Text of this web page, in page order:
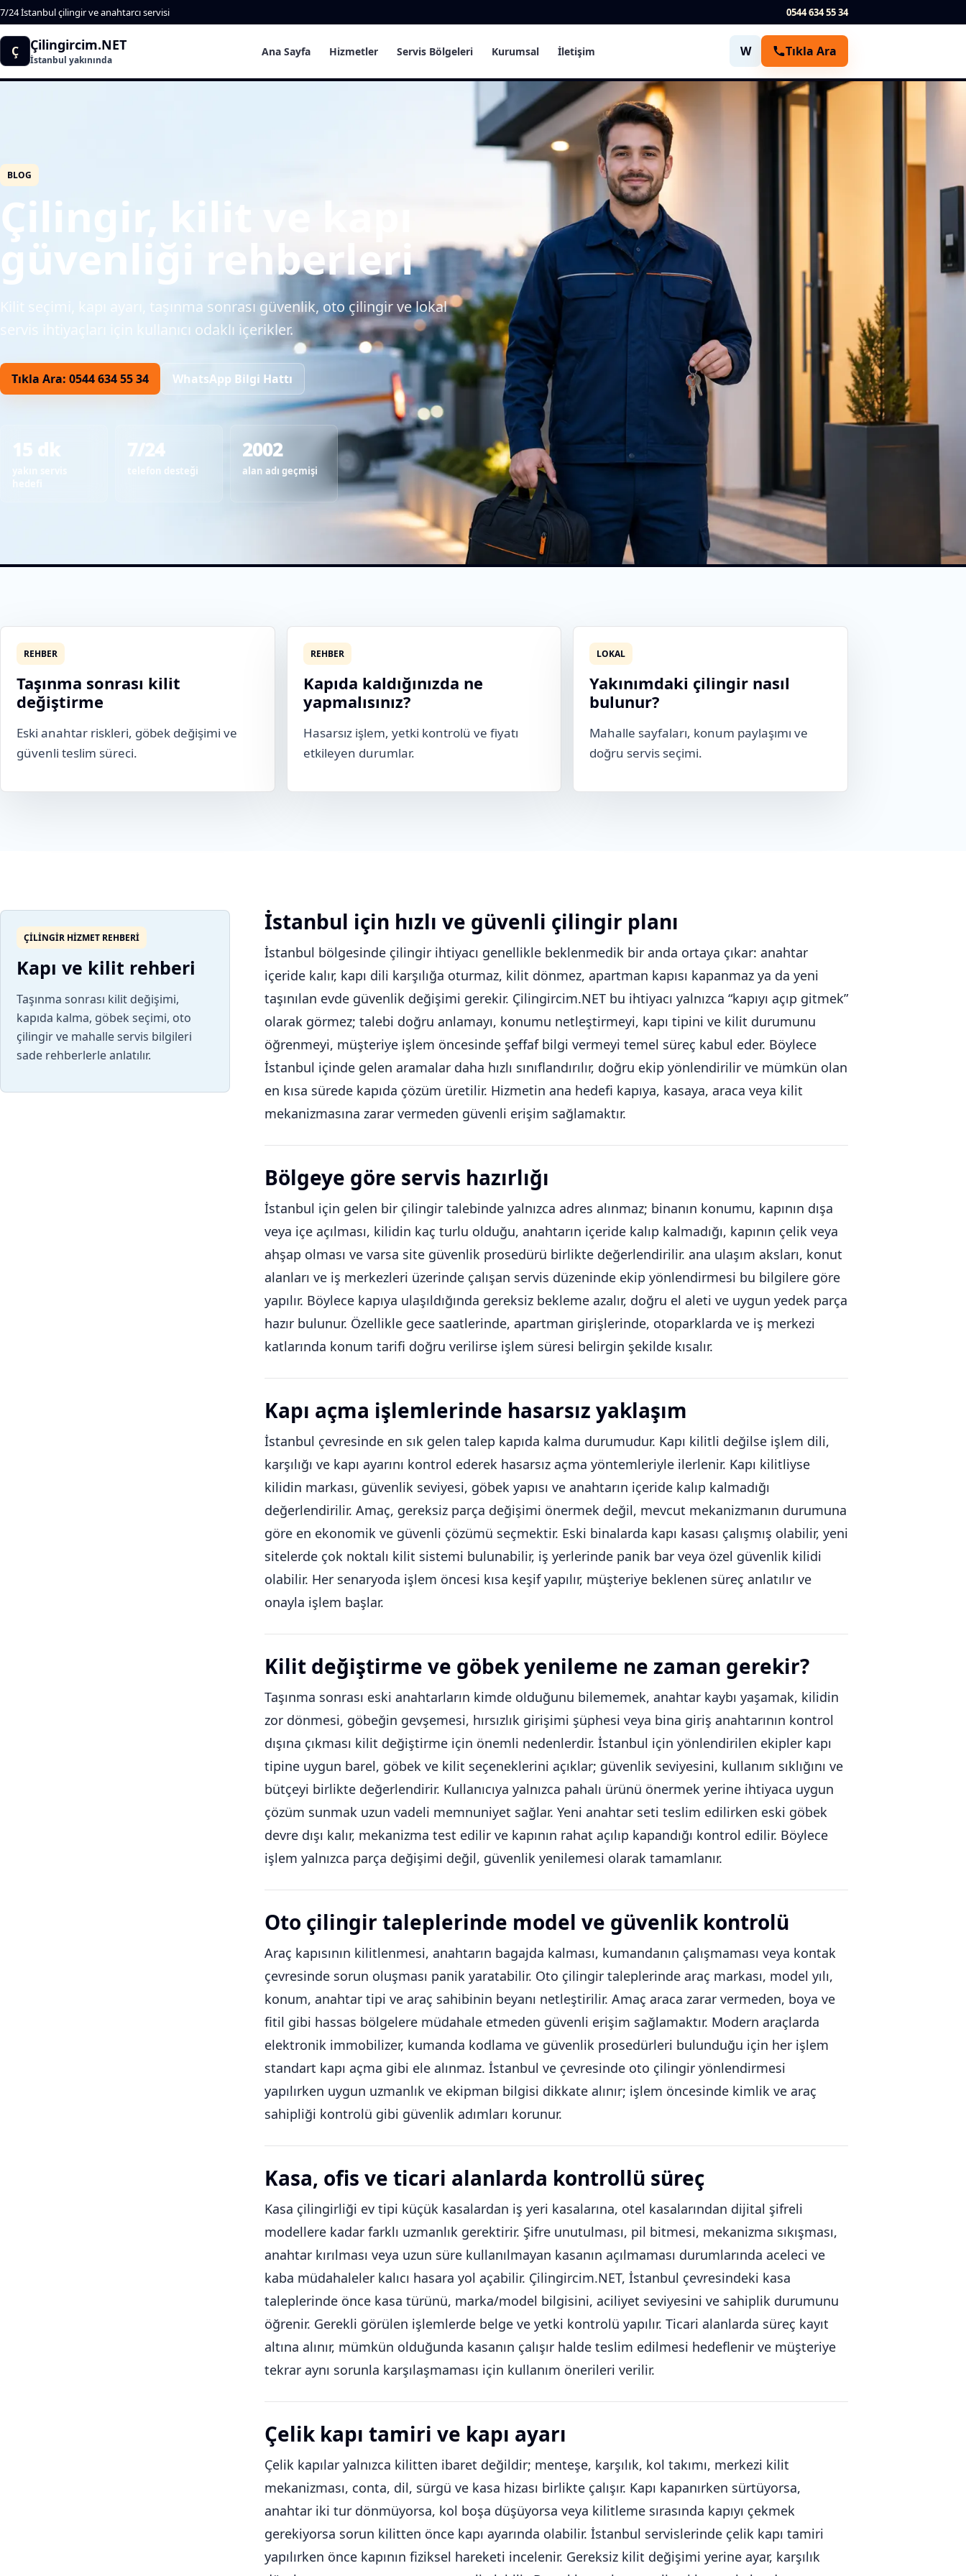
7/24 İstanbul çilingir ve anahtarcı servisi 0544 634 55 34
Ç Çilingircim.NET
İstanbul yakınında
Ana Sayfa Hizmetler Servis Bölgeleri Kurumsal İletişim W Tıkla Ara
BLOG
Çilingir, kilit ve kapı
güvenliği rehberleri
Kilit seçimi, kapı ayarı, taşınma sonrası güvenlik, oto çilingir ve lokal
servis ihtiyaçları için kullanıcı odaklı içerikler.
Tıkla Ara: 0544 634 55 34 WhatsApp Bilgi Hattı
15 dk 7/24
telefon desteği
2002
alan adı geçmişi
REHBER
Taşınma sonrası kilit
değiştirme
Eski anahtar riskleri, göbek değişimi ve
güvenli teslim süreci.
REHBER
Kapıda kaldığınızda ne
yapmalısınız?
Hasarsız işlem, yetki kontrolü ve fiyatı
etkileyen durumlar.
LOKAL
Yakınımdaki çilingir nasıl
bulunur?
Mahalle sayfaları, konum paylaşımı ve
doğru servis seçimi.
ÇILINGIR HIZMET REHBERI
Kapı ve kilit rehberi
Taşınma sonrası kilit değişimi,
kapıda kalma, göbek seçimi, oto
çilingir ve mahalle servis bilgileri
sade rehberlerle anlatılır.
İstanbul için hızlı ve güvenli çilingir planı
İstanbul bölgesinde çilingir ihtiyacı genellikle beklenmedik bir anda ortaya çıkar: anahtar
içeride kalır, kapı dili karşılığa oturmaz, kilit dönmez, apartman kapısı kapanmaz ya da yeni
taşınılan evde güvenlik değişimi gerekir. Çilingircim.NET bu ihtiyacı yalnızca “kapıyı açıp gitmek”
olarak görmez; talebi doğru anlamayı, konumu netleştirmeyi, kapı tipini ve kilit durumunu
öğrenmeyi, müşteriye işlem öncesinde şeffaf bilgi vermeyi temel süreç kabul eder. Böylece
İstanbul içinde gelen aramalar daha hızlı sınıflandırılır, doğru ekip yönlendirilir ve mümkün olan
en kısa sürede kapıda çözüm üretilir. Hizmetin ana hedefi kapıya, kasaya, araca veya kilit
mekanizmasına zarar vermeden güvenli erişim sağlamaktır.
Bölgeye göre servis hazırlığı
İstanbul için gelen bir çilingir talebinde yalnızca adres alınmaz; binanın konumu, kapının dışa
veya içe açılması, kilidin kaç turlu olduğu, anahtarın içeride kalıp kalmadığı, kapının çelik veya
ahşap olması ve varsa site güvenlik prosedürü birlikte değerlendirilir. ana ulaşım aksları, konut
alanları ve iş merkezleri üzerinde çalışan servis düzeninde ekip yönlendirmesi bu bilgilere göre
yapılır. Böylece kapıya ulaşıldığında gereksiz bekleme azalır, doğru el aleti ve uygun yedek parça
hazır bulunur. Özellikle gece saatlerinde, apartman girişlerinde, otoparklarda ve iş merkezi
katlarında konum tarifi doğru verilirse işlem süresi belirgin şekilde kısalır.
Kapı açma işlemlerinde hasarsız yaklaşım
İstanbul çevresinde en sık gelen talep kapıda kalma durumudur. Kapı kilitli değilse işlem dili,
karşılığı ve kapı ayarını kontrol ederek hasarsız açma yöntemleriyle ilerlenir. Kapı kilitliyse
kilidin markası, güvenlik seviyesi, göbek yapısı ve anahtarın içeride kalıp kalmadığı
değerlendirilir. Amaç, gereksiz parça değişimi önermek değil, mevcut mekanizmanın durumuna
göre en ekonomik ve güvenli çözümü seçmektir. Eski binalarda kapı kasası çalışmış olabilir, yeni
sitelerde çok noktalı kilit sistemi bulunabilir, iş yerlerinde panik bar veya özel güvenlik kilidi
olabilir. Her senaryoda işlem öncesi kısa keşif yapılır, müşteriye beklenen süreç anlatılır ve
onayla işlem başlar.
Kilit değiştirme ve göbek yenileme ne zaman gerekir?
Taşınma sonrası eski anahtarların kimde olduğunu bilememek, anahtar kaybı yaşamak, kilidin
zor dönmesi, göbeğin gevşemesi, hırsızlık girişimi şüphesi veya bina giriş anahtarının kontrol
dışına çıkması kilit değiştirme için önemli nedenlerdir. İstanbul için yönlendirilen ekipler kapı
tipine uygun barel, göbek ve kilit seçeneklerini açıklar; güvenlik seviyesini, kullanım sıklığını ve
bütçeyi birlikte değerlendirir. Kullanıcıya yalnızca pahalı ürünü önermek yerine ihtiyaca uygun
çözüm sunmak uzun vadeli memnuniyet sağlar. Yeni anahtar seti teslim edilirken eski göbek
devre dışı kalır, mekanizma test edilir ve kapının rahat açılıp kapandığı kontrol edilir. Böylece
işlem yalnızca parça değişimi değil, güvenlik yenilemesi olarak tamamlanır.
Oto çilingir taleplerinde model ve güvenlik kontrolü
Araç kapısının kilitlenmesi, anahtarın bagajda kalması, kumandanın çalışmaması veya kontak
çevresinde sorun oluşması panik yaratabilir. Oto çilingir taleplerinde araç markası, model yılı,
konum, anahtar tipi ve araç sahibinin beyanı netleştirilir. Amaç araca zarar vermeden, boya ve
fitil gibi hassas bölgelere müdahale etmeden güvenli erişim sağlamaktır. Modern araçlarda
elektronik immobilizer, kumanda kodlama ve güvenlik prosedürleri bulunduğu için her işlem
standart kapı açma gibi ele alınmaz. İstanbul ve çevresinde oto çilingir yönlendirmesi
yapılırken uygun uzmanlık ve ekipman bilgisi dikkate alınır; işlem öncesinde kimlik ve araç
sahipliği kontrolü gibi güvenlik adımları korunur.
Kasa, ofis ve ticari alanlarda kontrollü süreç
Kasa çilingirliği ev tipi küçük kasalardan iş yeri kasalarına, otel kasalarından dijital şifreli
modellere kadar farklı uzmanlık gerektirir. Şifre unutulması, pil bitmesi, mekanizma sıkışması,
anahtar kırılması veya uzun süre kullanılmayan kasanın açılmaması durumlarında aceleci ve
kaba müdahaleler kalıcı hasara yol açabilir. Çilingircim.NET, İstanbul çevresindeki kasa
taleplerinde önce kasa türünü, marka/model bilgisini, aciliyet seviyesini ve sahiplik durumunu
öğrenir. Gerekli görülen işlemlerde belge ve yetki kontrolü yapılır. Ticari alanlarda süreç kayıt
altına alınır, mümkün olduğunda kasanın çalışır halde teslim edilmesi hedeflenir ve müşteriye
tekrar aynı sorunla karşılaşmaması için kullanım önerileri verilir.
Çelik kapı tamiri ve kapı ayarı
Çelik kapılar yalnızca kilitten ibaret değildir; menteşe, karşılık, kol takımı, merkezi kilit
mekanizması, conta, dil, sürgü ve kasa hizası birlikte çalışır. Kapı kapanırken sürtüyorsa,
anahtar iki tur dönmüyorsa, kol boşa düşüyorsa veya kilitleme sırasında kapıyı çekmek
gerekiyorsa sorun kilitten önce kapı ayarında olabilir. İstanbul servislerinde çelik kapı tamiri
yapılırken önce kapının fiziksel hareketi incelenir. Gereksiz kilit değişimi yerine ayar, karşılık